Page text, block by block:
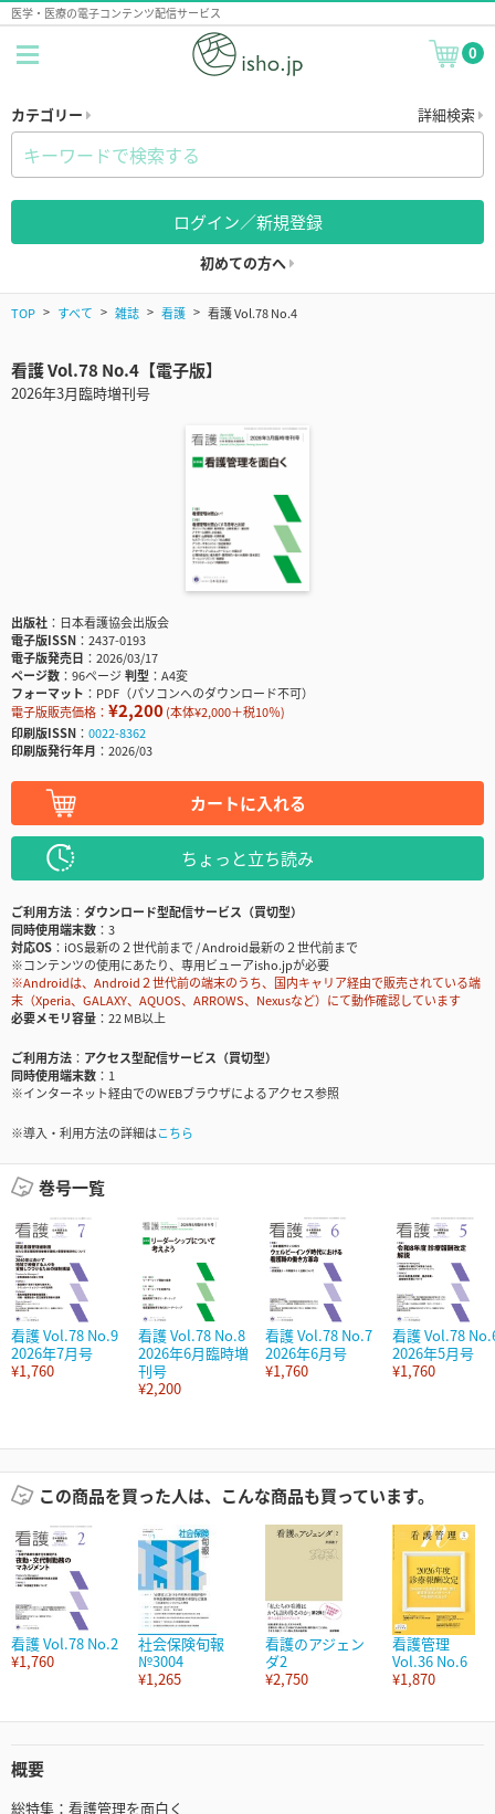
医学・医療の電子コンテンツ配信サービス
0
カテゴリー 詳細検索
ログイン／新規登録
初めての方へ
TOP すべて 雑誌 看護 看護 Vol.78 No.4
看護 Vol.78 No.4【電子版】
2026年3月臨時増刊号
出版社
日本看護協会出版会
電子版ISSN
2437-0193
電子版発売日
2026/03/17
ページ数
96ページ判型
A4変
フォーマット
PDF（パソコンへのダウンロード不可）
電子版販売価格： ¥2,200(本体¥2,000＋税10％)
印刷版ISSN
0022-8362
印刷版発行年月
2026/03
カートに入れる
ちょっと立ち読み
ご利用方法
ダウンロード型配信サービス（買切型）
同時使用端末数
3
対応OS
iOS最新の２世代前まで / Android最新の２世代前まで
※コンテンツの使用にあたり、専用ビューアisho.jpが必要
※Androidは、Android２世代前の端末のうち、国内キャリア経由で販売されている端
末（Xperia、GALAXY、AQUOS、ARROWS、Nexusなど）にて動作確認しています
必要メモリ容量
22 MB以上
ご利用方法
アクセス型配信サービス（買切型）
同時使用端末数
1
※インターネット経由でのWEBブラウザによるアクセス参照
※導入・利用方法の詳細はこちら
巻号一覧
看護 Vol.78 No.9
2026年7月号
¥1,760
看護 Vol.78 No.8
2026年6月臨時増
刊号
¥2,200
看護 Vol.78 No.7
2026年6月号
¥1,760
看護 Vol.78
2026年5月号
¥1,760
この商品を買った人は、こんな商品も買っています。
看護 Vol.78 No.2
¥1,760
社会保険旬報
№3004
¥1,265
看護のアジェン
ダ2
¥2,750
看護管理
Vol.36 No.6
¥1,870
概要
総特集：看護管理を面白く